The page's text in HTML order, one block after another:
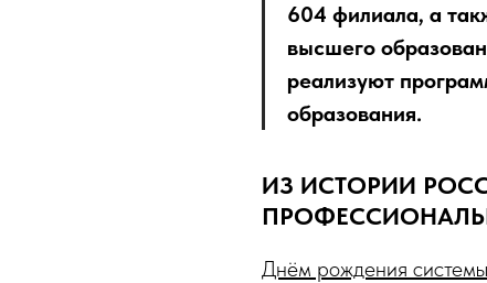
604 филиала, а
высшего
реализуют
образования.
ИЗ ИСТОРИИ
Днём рождения